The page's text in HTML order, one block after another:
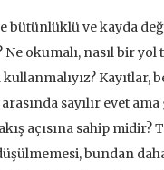
ve kayda
Ne okumalı, nasıl bir
Kayıtlar,
sayılır evet
açısına sahip midir?
bundan